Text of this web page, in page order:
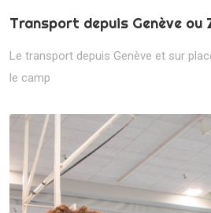
Transport depuis Genève ou
Le transport depuis Genève et sur
le camp